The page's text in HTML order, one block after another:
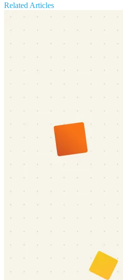
Related Articles